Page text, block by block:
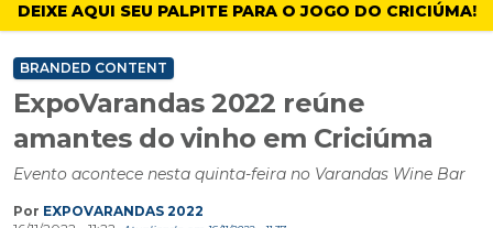
DEIXE AQUI SEU PALPITE PARA O JOGO DO CRICIÚMA!
BRANDED CONTENT
ExpoVarandas 2022 reúne
amantes do vinho em Criciúma
Evento acontece nesta quinta-feira no Varandas Wine Bar
Por EXPOVARANDAS 2022